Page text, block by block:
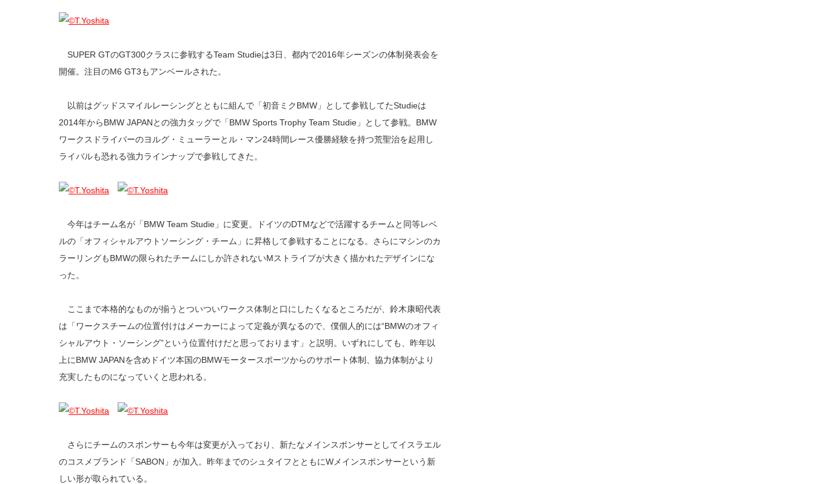
SUPER GTのGT300クラスに参戦するTeam Studieは3日、都内で2016年シーズンの体制発表会を
開催。注目のM6 GT3もアンベールされた。
以前はグッドスマイルレーシングとともに組んで「初音ミクBMW」として参戦してたStudieは
2014年からBMW JAPANとの強力タッグで「BMW Sports Trophy Team Studie」として参戦。BMW
ワークスドライバーのヨルグ・ミューラーとル・マン24時間レース優勝経験を持つ荒聖治を起用し
ライバルも恐れる強力ラインナップで参戦してきた。
今年はチーム名が「BMW Team Studie」に変更。ドイツのDTMなどで活躍するチームと同等レベ
ルの「オフィシャルアウトソーシング・チーム」に昇格して参戦することになる。さらにマシンのカ
ラーリングもBMWの限られたチームにしか許されないMストライプが大きく描かれたデザインにな
った。
ここまで本格的なものが揃うとついついワークス体制と口にしたくなるところだが、鈴木康昭代表
は「ワークスチームの位置付けはメーカーによって定義が異なるので、僕個人的には“BMWのオフィ
シャルアウト・ソーシング”という位置付けだと思っております」と説明。いずれにしても、昨年以
上にBMW JAPANを含めドイツ本国のBMWモータースポーツからのサポート体制、協力体制がより
充実したものになっていくと思われる。
さらにチームのスポンサーも今年は変更が入っており、新たなメインスポンサーとしてイスラエル
のコスメブランド「SABON」が加入。昨年までのシュタイフとともにWメインスポンサーという新
しい形が取られている。